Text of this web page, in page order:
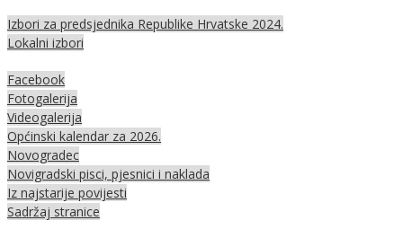
Izbori za predsjednika Republike Hrvatske 2024.
Lokalni izbori
Facebook
Fotogalerija
Videogalerija
Općinski kalendar za 2026.
Novogradec
Novigradski pisci, pjesnici i naklada
Iz najstarije povijesti
Sadržaj stranice